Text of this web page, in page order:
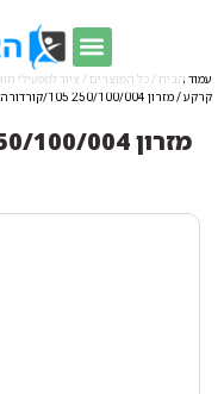
עמוד הבית / כל המוצרים / ציוד למפעילי
קרקע/ מזרון 250/100/004 105/קורדורה התעמלות קרקע